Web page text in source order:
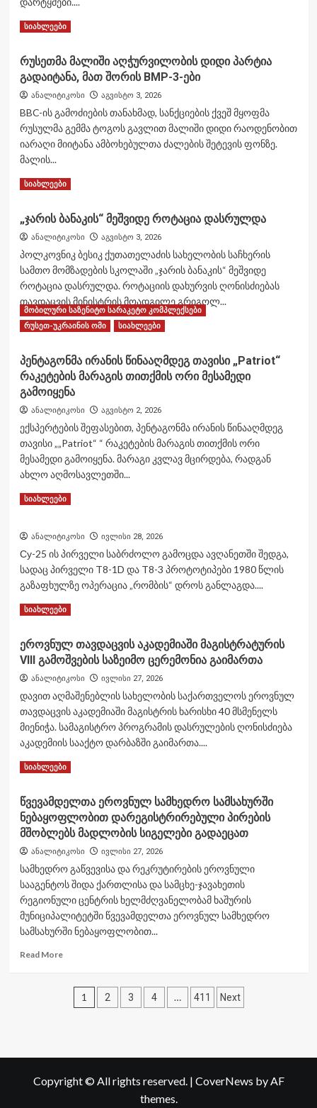
თითქმის
ამოიწურა
Read MoreRead
ირანმა
განაცხადა,
რომ
რაკეტებით
უკრაინის
სამი
აპირებდა
სიახლეები
რუსეთმა მალიში აღჭურვილობის დიდი პარტია
გადაიტანა, მათ შორის BMP-3-ები
ანალიტიკოსი აგვისტო 3, 2026
BBC-ის გამოძიების თანახმად, სანქციების ქვეშ მყოფმა
რუსულმა გემმა ტოგოს გავლით მალიში დიდი რაოდენობით
იარაღი მიიტანა ამბოხებულთა ძალების შეტევის ფონზე.
მალის...
Read MoreRead
რუსეთმა
მალიში
აღჭურვილობის
დიდი
პარტია
გადაიტანა,
მათ
შორის
BMP-
ები
სიახლეები
„ჯარის ბანაკის“ მეშვიდე როტაცია დასრულდა
ანალიტიკოსი აგვისტო 3, 2026
პოლკოვნიკ ბესიკ ქუთათელაძის სახელობის საჩხერის
სამთო მომზადების სკოლაში „ჯარის ბანაკის“ მეშვიდე
როტაცია დასრულდა. როტაციის დახურვის ღონისძიებას
თავდაცვის მინისტრის მოადგილე გრიგოლ...
Read MoreRead
„ჯარის
ბანაკის“
მეშვიდე
როტაცია
დასრულდა
მობილური საზენიტო სარაკეტო კომპლექსები
რუსეთ-უკრაინის ომი
სიახლეები
პენტაგონმა ირანის წინააღმდეგ თავისი „Patriot“
რაკეტების მარაგის თითქმის ორი მესამედი
გამოიყენა
ანალიტიკოსი აგვისტო 2, 2026
ექსპერტების შეფასებით, პენტაგონმა ირანის წინააღმდეგ
თავისი „„Patriot“ “ რაკეტების მარაგის თითქმის ორი
მესამედი გამოიყენა. მარაგი კვლავ მცირდება, რადგან
ახლო აღმოსავლეთში...
Read MoreRead
პენტაგონმა
ირანის
წინააღმდეგ
თავისი
„Patriot“
რაკეტების
მარაგის
ორი
მესამედი
სიახლეები
ანალიტიკოსი ივლისი 28, 2026
Су-25 ის პირველი საბრძოლო გამოცდა ავღანეთში შედგა,
სადაც პირველი T8-1D და T8-3 პროტოტიპები 1980 წლის
გაზაფხულზე ოპერაცია „რომბის“ დროს განლაგდა....
Read MoreRead
სიახლეები
ეროვნულ თავდაცვის აკადემიაში მაგისტრატურის
VIII გამოშვების საზეიმო ცერემონია გაიმართა
ანალიტიკოსი ივლისი 27, 2026
დავით აღმაშენებლის სახელობის საქართველოს ეროვნულ
თავდაცვის აკადემიაში მაგისტრის ხარისხი 40 მსმენელს
მიენიჭა. სამაგისტრო პროგრამის დასრულების ღონისძიება
აკადემიის სააქტო დარბაზში გაიმართა....
Read MoreRead
ეროვნულ
თავდაცვის
აკადემიაში
მაგისტრატურის
VIII
გამოშვების
საზეიმო
ცერემონია
გაიმართა
სიახლეები
წვევამდელთა ეროვნულ სამხედრო სამსახურში
ნებაყოფლობით დარეგისტრირებული პირების
მშობლებს მადლობის სიგელები გადაეცათ
ანალიტიკოსი ივლისი 27, 2026
სამხედრო გაწვევისა და რეკრუტირების ეროვნული
სააგენტოს შიდა ქართლისა და სამცხე-ჯავახეთის
რეგიონული ცენტრის ხელმძღვანელობამ ხაშურის
მუნიციპალიტეტში წვევამდელთა ეროვნულ სამხედრო
სამსახურში ნებაყოფლობით...
Read MoreRead
წვევამდელთა
ეროვნულ
დარეგისტრირებული
მშობლებს
ჩანაწერების
1 2 3 4 … 411 Next
Copyright © All rights reserved. | CoverNews by AF
themes.